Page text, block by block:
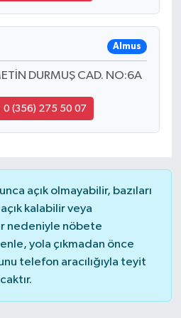
Almus
DURMUŞ CAD. NO:6A
0 (356) 275 50 07
açık olmayabilir, bazıları
kalabilir veya
nedeniyle nöbete
yola çıkmadan önce
telefon aracılığıyla teyit